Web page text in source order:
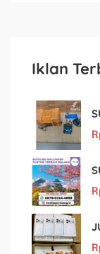
Iklan